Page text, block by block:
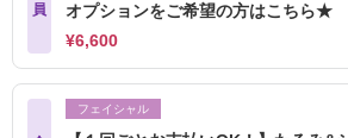
員
オプションをご希望の方はこちら★
¥6,600
フェイシャル